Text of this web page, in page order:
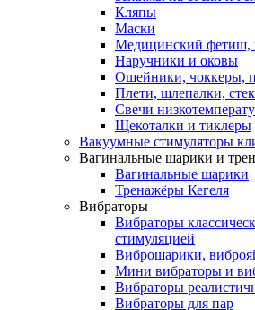
Кляпы
Маски
Медицинский фетиш,
Наручники и оковы
Ошейники, чоккеры,
Плети, шлепалки,
Свечи
Щекоталки и тиклеры
Вакуумные стимуляторы
Вагинальные шарики и
Вагинальные шарики
Тренажёры Кегеля
Вибраторы
Вибраторы
стимуляцией
Виброшарики,
Мини вибраторы и
Вибраторы
Вибраторы для пар